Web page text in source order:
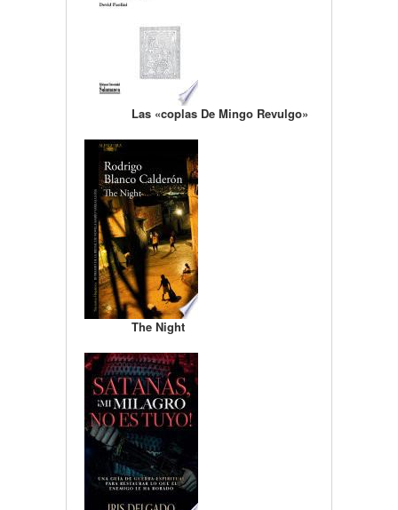
Las «coplas De Mingo Revulgo»
The Night